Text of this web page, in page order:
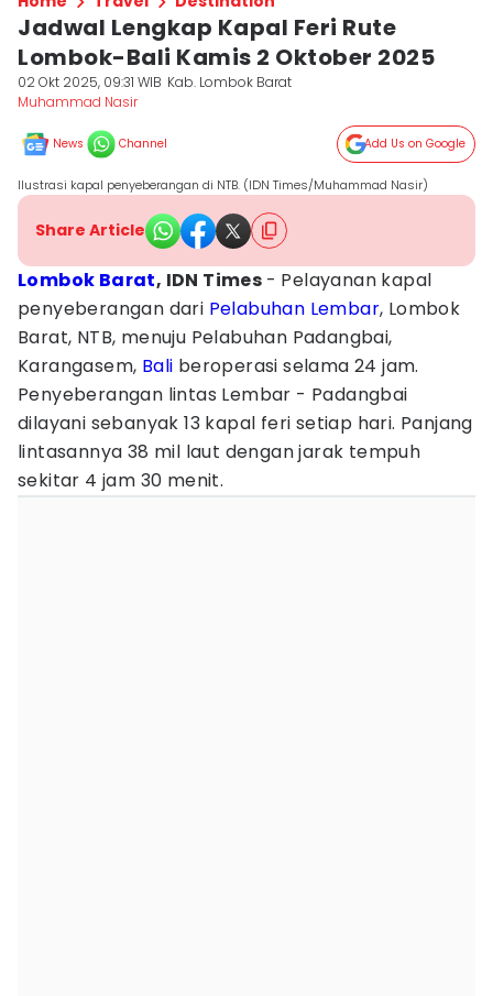
Jadwal Lengkap Kapal Feri Rute
Lombok-Bali Kamis 2 Oktober 2025
02 Okt 2025, 09:31 WIB Kab. Lombok Barat
Muhammad Nasir
News Channel Add Us on Google
Ilustrasi kapal penyeberangan di NTB. (IDN Times/Muhammad Nasir)
Share Article
Lombok Barat, IDN Times - Pelayanan kapal
penyeberangan dari Pelabuhan Lembar, Lombok
Barat, NTB, menuju Pelabuhan Padangbai,
Karangasem, Bali beroperasi selama 24 jam.
Penyeberangan lintas Lembar - Padangbai
dilayani sebanyak 13 kapal feri setiap hari. Panjang
lintasannya 38 mil laut dengan jarak tempuh
sekitar 4 jam 30 menit.